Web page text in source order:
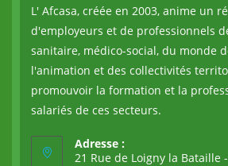
L' Afcasa, créée en 2003, anime un
d'employeurs et de professionnels
sanitaire, médico-social, du monde
l'animation et des collectivités
promouvoir la formation et la
salariés de ces secteurs.
Adresse :
21 Rue de Loigny la Bataille